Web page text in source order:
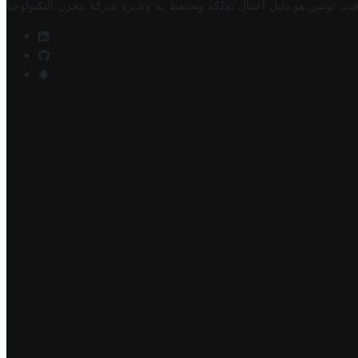
تونس هو دليل أعمال تملكه وتحتفظ به وتديره شركة مخزن التكنولوجيا